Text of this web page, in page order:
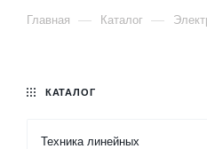
Главная — Каталог —
КАТАЛОГ
Техника линейных